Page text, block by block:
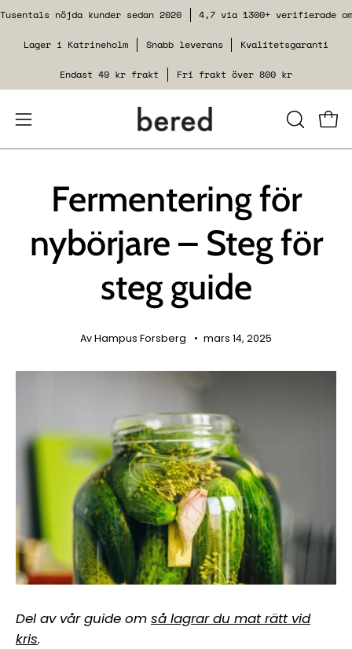
Hoppa
innehåll
Tusentals nöjda kunder sedan 2020 4,7 via 1300+ verifierade
Lager i Katrineholm Snabb leverans Kvalitetsgaranti
Endast 49 kr frakt Fri frakt över 800 kr
Öppna
navigeringsmenyn
STÄNGSe
Fermentering för
nybörjare – Steg för
steg guide
Av Hampus Forsberg mars 14, 2025
Del av vår guide om så lagrar du mat rätt vid
kris.